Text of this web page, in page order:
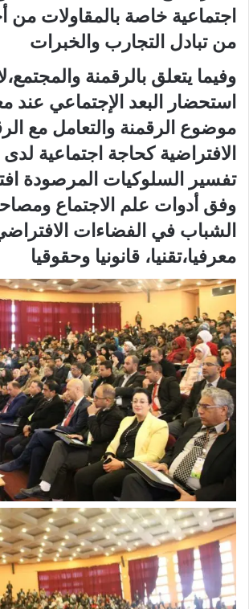
اجتماعية خاصة بالمقاولات من
من تبادل التجارب والخبرات
وفيما يتعلق بالرقمنة
استحضار البعد الإجتماعي عند
موضوع الرقمنة والتعامل مع
الافتراضية كحاجة اجتماعية
تفسير السلوكيات المرصودة
وفق أدوات علم الاجتماع
الشباب في الفضاءات
معرفيا،تقنيا، قانونيا وحقوقيا